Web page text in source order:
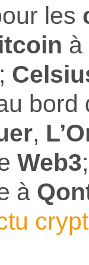
les
à
;
bord
,
Web3;
à